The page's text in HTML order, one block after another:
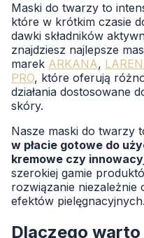
Maski do twarzy to
które w krótkim czasie
dawki składników
znajdziesz najlepsze
marek ARKANA,
PRO, które oferują
działania dostosowane
skóry.
Nasze maski do twarzy
w płacie gotowe do
kremowe czy
szerokiej gamie
rozwiązanie
efektów pielęgnacyjnych.
Dlaczego